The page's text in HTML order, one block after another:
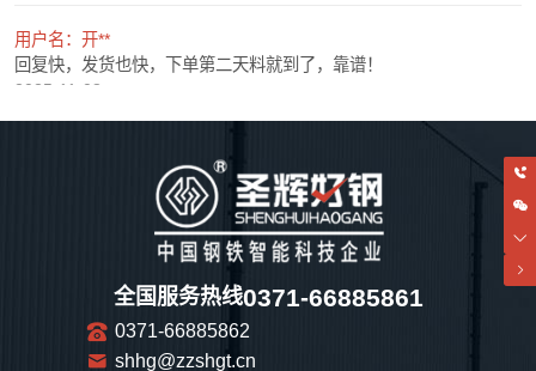
用户名：开**
回复快，发货也快，下单第二天料就到了，靠谱！
2025-11-08
感谢您的认可，期待以后和您还有很多次愉快的合作！
2025-11-08 14:06:11
2025-11-07
全国服务热线0371-66885861
0371-66885862
shhg@zzshgt.cn